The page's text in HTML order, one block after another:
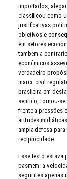
importados,
classificou como
justificativas
objetivos e
em setores
também a
econômicos
verdadeiro
marco civil
brasileira em
sentido, tornou-se
frente a pressões
atitudes
ampla defesa
reciprocidade.
Esse texto estava
pasmem: a
seguintes apenas